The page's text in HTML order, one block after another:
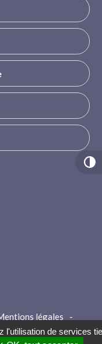
légales
-
l'utilisation de services